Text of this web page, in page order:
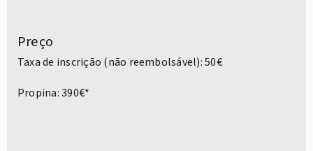
Preço
Taxa de inscrição (não reembolsável): 50€
Propina: 390€*